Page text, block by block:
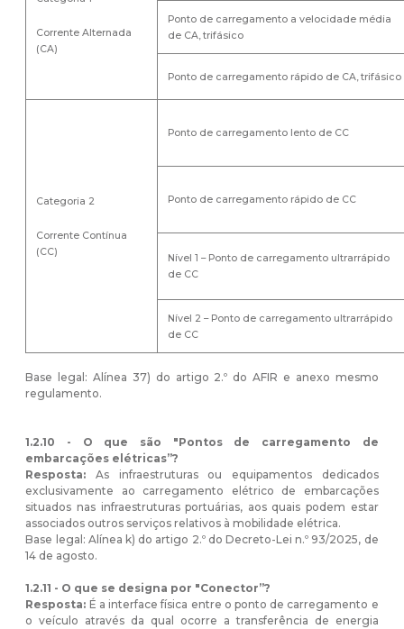
Corrente Alternada
(CA)
Ponto de carregamento a velocidade média
de CA, trifásico
Ponto de carregamento rápido de CA, trifásico
Categoria 2
Corrente Contínua
(CC)
Ponto de carregamento lento de CC
Ponto de carregamento rápido de CC
Nível 1 – Ponto de carregamento ultrarrápido
de CC
Nível 2 – Ponto de carregamento ultrarrápido
de CC
Base legal: Alínea 37) do artigo 2.º do AFIR e anexo mesmo
regulamento.
1.2.10 - O que são "Pontos de carregamento de
embarcações elétricas”?
Resposta: As infraestruturas ou equipamentos dedicados
exclusivamente ao carregamento elétrico de embarcações
situados nas infraestruturas portuárias, aos quais podem estar
associados outros serviços relativos à mobilidade elétrica.
Base legal: Alínea k) do artigo 2.º do Decreto-Lei n.º 93/2025, de
14 de agosto.
1.2.11 - O que se designa por "Conector”?
Resposta: É a interface física entre o ponto de carregamento e
o veículo através da qual ocorre a transferência de energia